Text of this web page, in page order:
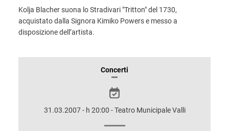
Kolja Blacher suona lo Stradivari "Tritton" del 1730,
acquistato dalla Signora Kimiko Powers e messo a
disposizione dell’artista.
INFORMAZIONIConcerti
31.03.2007 - h 20:00 - Teatro Municipale Valli